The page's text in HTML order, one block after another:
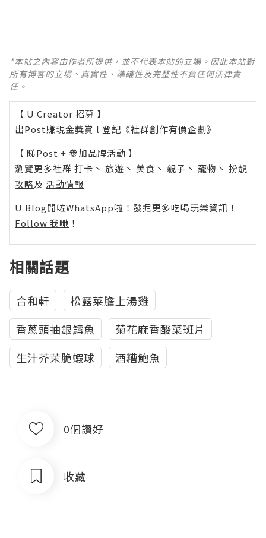
*本站之內容由作者所提供，並不代表本站的立場。因此本站對
所有博客的立場、真實性、準確性及完整性不負任何法律責
任。
【 U Creator 招募 】
出Post賺現金獎賞 l 登記《社群創作有價企劃》
【 睇Post + 參加品牌活動 】
瀏覽更多社群 打卡 丶 旅遊 丶 美食 丶 親子 丶 寵物 丶 扮靚
攻略及 活動情報
U Blog開咗WhatsApp啦！發掘更多吃喝玩樂資訊！
Follow 我哋 ！
相關話題
合和軒
松露菜膽上湯雞
香蔥頭抽銀鱈魚
菊花麻香酸菜斑片
生汁芥茉脆蝦球
酒糟鮑魚
0個讚好
收藏